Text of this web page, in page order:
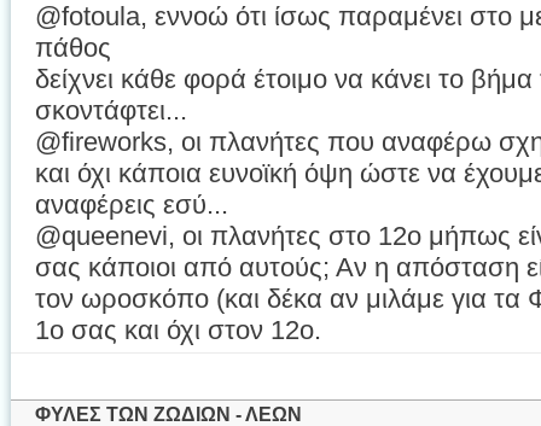
@fotoula, εννοώ ότι ίσως παραμένει στο
πάθος
δείχνει κάθε φορά έτοιμο να κάνει το
σκοντάφτει...
@fireworks, οι πλανήτες που αναφέρω
και όχι κάποια ευνοϊκή όψη ώστε να
αναφέρεις εσύ...
@queenevi, οι πλανήτες στο 12ο μήπως
σας κάποιοι από αυτούς; Αν η απόσταση
τον ωροσκόπο (και δέκα αν μιλάμε για τα
1ο σας και όχι στον 12ο.
ΦΥΛΕΣ ΤΩΝ ΖΩΔΙΩΝ - ΛΕΩΝ